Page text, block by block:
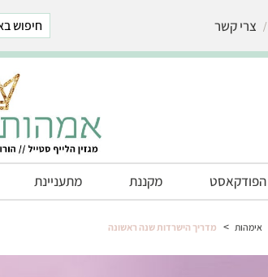
צרי קשר
הפודקאסט מקננת מתעניינת
אימהות > מדריך הישרדות שנה ראשונה